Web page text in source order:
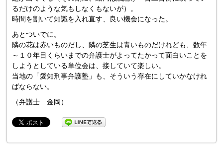
るだけのような気もしなくもないが）。
時間を割いて知識を入れ直す、良い機会になった。
あとついでに。
隣の花は赤いものだし、隣の芝生は青いものだけれども、数年
～１０年目くらいまでの弁護士がよってたかって面白いことを
しようとしている単位会は、接していて楽しい。
当地の「愛知刑事弁護塾」も、そういう存在にしていかなけれ
ばならない。
（弁護士 金岡）